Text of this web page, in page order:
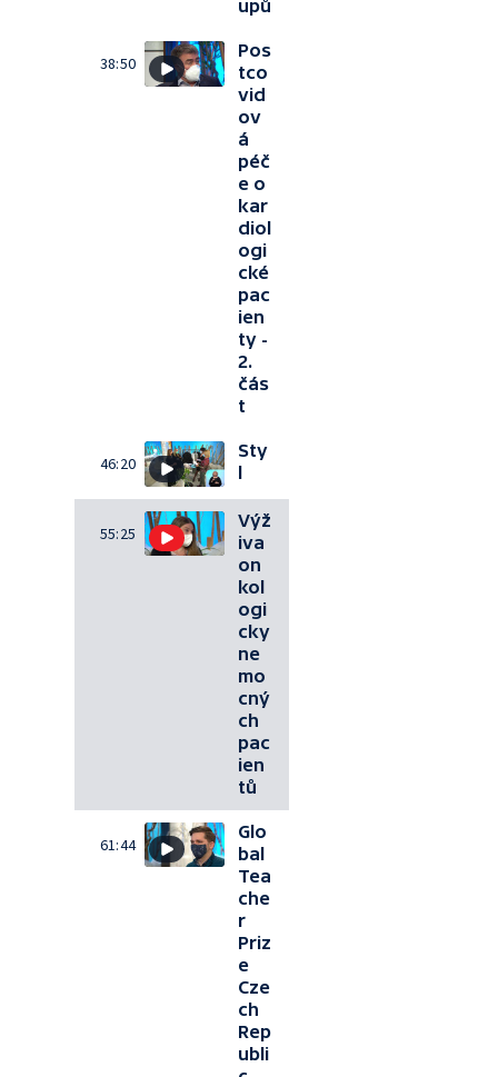
upů
38:50
Pos
tco
vid
ov
á
péč
e o
kar
diol
ogi
cké
pac
ien
ty -
2.
čás
t
46:20
Sty
l
55:25
Výž
iva
on
kol
ogi
cky
ne
mo
cný
ch
pac
ien
tů
61:44
Glo
bal
Tea
che
r
Priz
e
Cze
ch
Rep
ubli